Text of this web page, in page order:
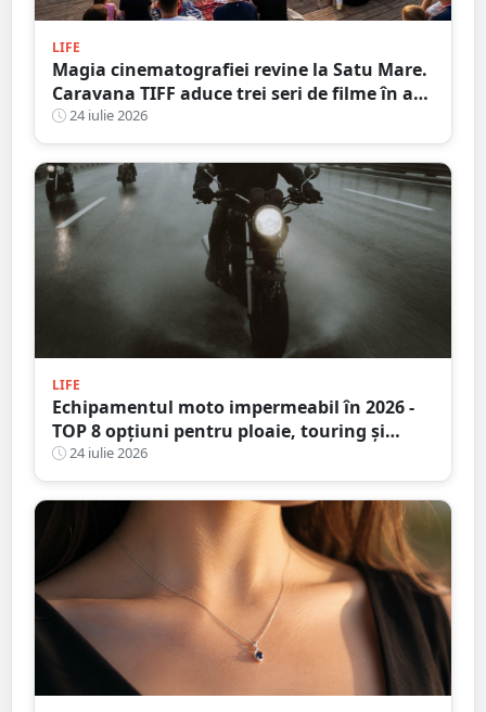
LIFE
Magia cinematografiei revine la Satu Mare.
Caravana TIFF aduce trei seri de filme în aer
liber pe malul Someșului
24 iulie 2026
LIFE
Echipamentul moto impermeabil în 2026 -
TOP 8 opțiuni pentru ploaie, touring și
adventure
24 iulie 2026